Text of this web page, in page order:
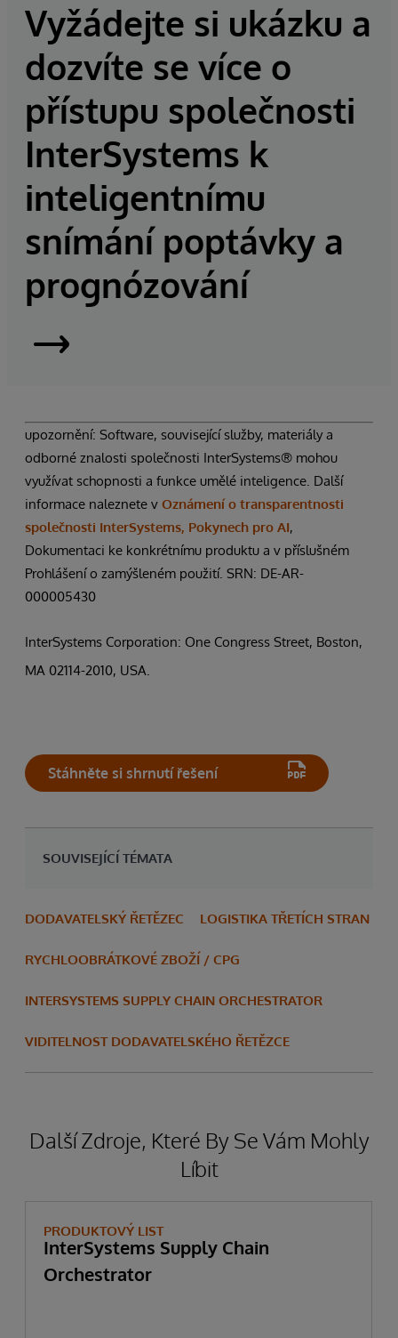
Vyžádejte si ukázku a
dozvíte se více o
přístupu společnosti
InterSystems k
inteligentnímu
snímání poptávky a
prognózování
InterSystems
Chain
Orchestrator
|
Požádat
o
ukázku
upozornění: Software, související služby, materiály a
odborné znalosti společnosti InterSystems® mohou
využívat schopnosti a funkce umělé inteligence. Další
informace naleznete v Oznámení o transparentnosti
společnosti InterSystems, Pokynech pro AI,
Dokumentaci ke konkrétnímu produktu a v příslušném
Prohlášení o zamýšleném použití. SRN: DE-AR-
000005430
InterSystems Corporation: One Congress Street, Boston,
MA 02114-2010, USA.
Stáhněte si shrnutí řešení
SOUVISEJÍCÍ TÉMATA
DODAVATELSKÝ ŘETĚZEC LOGISTIKA TŘETÍCH STRAN
RYCHLOOBRÁTKOVÉ ZBOŽÍ / CPG
INTERSYSTEMS SUPPLY CHAIN ORCHESTRATOR
VIDITELNOST DODAVATELSKÉHO ŘETĚZCE
Další Zdroje, Které By Se Vám Mohly
Líbit
PRODUKTOVÝ LIST
InterSystems Supply Chain
Orchestrator